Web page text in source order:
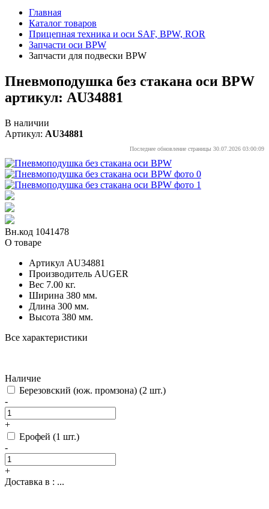
Главная
Каталог товаров
Прицепная техника и оси SAF, BPW, ROR
Запчасти оси BPW
Запчасти для подвески BPW
Пневмоподушка без стакана оси BPW
артикул: AU34881
В наличии
Артикул: AU34881
Последнее обновление страницы 30.07.2026 03:00:09
Вн.код 1041478
О товаре
Артикул AU34881
Производитель AUGER
Вес 7.00 кг.
Ширина 380 мм.
Длина 300 мм.
Высота 380 мм.
Все характеристики
Наличие
Березовский (юж. промзона) (2 шт.)
-
+
Ерофей (1 шт.)
-
+
Доставка в : ...